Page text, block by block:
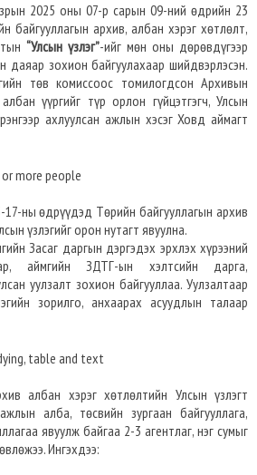
2025 оны 07-р сарын 09-ний өдрийн 23
байгууллагын архив, албан хэрэг хөтлөлт,
“Улсын үзлэг”-ийг мөн оны дөрөвдүгээр
даяар зохион байгуулахаар шийдвэрлэсэн.
төв комиссоос томилогдсон Архивын
үүргийг түр орлон гүйцэтгэгч, Улсын
ахлуулсан ажлын хэсэг Ховд аймагт
ны өдрүүдэд Төрийн байгууллагын архив
үзлэгийг орон нутагт явуулна.
Засаг даргын дэргэдэх эрхлэх хүрээний
аймгийн ЗДТГ-ын хэлтсийн дарга,
уулзалт зохион байгууллаа. Уулзалтаар
зорилго, анхаарах асуудлын талаар
албан хэрэг хөтлөлтийн Улсын үзлэгт
алба, төсвийн зургаан байгууллага,
явуулж байгаа 2-3 агентлаг, нэг сумыг
Ингэхдээ: